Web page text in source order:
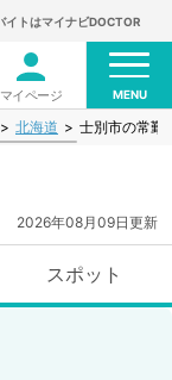
イトはマイナビDOCTOR
マイページ MENU
北海道 士別市の常勤
2026年08月09日更新
スポット